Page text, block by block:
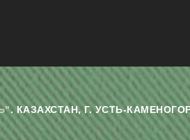
. КАЗАХСТАН, Г. УСТЬ-